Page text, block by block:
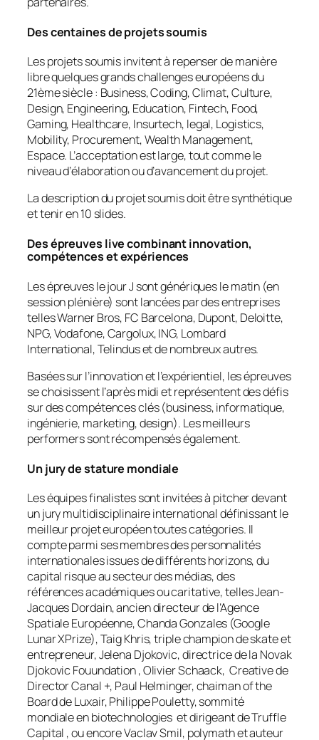
Des centaines de projets soumis
Les projets soumis invitent à repenser de manière
libre quelques grands challenges européens du
21ème siècle : Business, Coding, Climat, Culture,
Design, Engineering, Education, Fintech, Food,
Gaming, Healthcare, Insurtech, legal, Logistics,
Mobility, Procurement, Wealth Management,
Espace. L’acceptation est large, tout comme le
niveau d’élaboration ou d’avancement du projet.
La description du projet soumis doit être synthétique
et tenir en 10 slides.
Des épreuves live combinant innovation,
compétences et expériences
Les épreuves le jour J sont génériques le matin (en
session plénière) sont lancées par des entreprises
telles Warner Bros, FC Barcelona, Dupont, Deloitte,
NPG, Vodafone, Cargolux, ING, Lombard
International, Telindus et de nombreux autres.
Basées sur l’innovation et l’expérientiel, les épreuves
se choisissent l’après midi et représentent des défis
sur des compétences clés (business, informatique,
ingénierie, marketing, design). Les meilleurs
performers sont récompensés également.
Un jury de stature mondiale
Les équipes finalistes sont invitées à pitcher devant
un jury multidisciplinaire international définissant le
meilleur projet européen toutes catégories. Il
compte parmi ses membres des personnalités
internationales issues de différents horizons, du
capital risque au secteur des médias, des
références académiques ou caritative, telles Jean-
Jacques Dordain, ancien directeur de l’Agence
Spatiale Européenne, Chanda Gonzales (Google
Lunar XPrize), Taig Khris, triple champion de skate et
entrepreneur, Jelena Djokovic, directrice de la Novak
Djokovic Fouundation , Olivier Schaack, Creative de
Director Canal +, Paul Helminger, chaiman of the
Board de Luxair, Philippe Pouletty, sommité
mondiale en biotechnologies et dirigeant de Truffle
Capital , ou encore Vaclav Smil, polymath et auteur